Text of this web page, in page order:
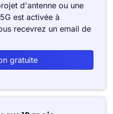
d'antenne ou une
est activée à
recevrez un email de
gratuite